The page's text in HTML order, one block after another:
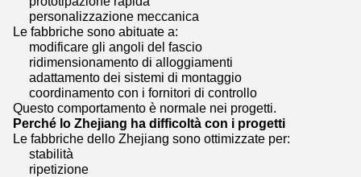
personalizzazione meccanica
Le fabbriche sono abituate a:
modificare gli angoli del fascio
ridimensionamento di alloggiamenti
adattamento dei sistemi di montaggio
coordinamento con i fornitori di controllo
Questo comportamento è normale nei progetti.
Perché lo Zhejiang ha difficoltà con i progetti
Le fabbriche dello Zhejiang sono ottimizzate per:
stabilità
ripetizione